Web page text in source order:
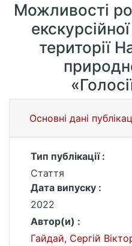
Можливості
території
Основні дані
Тип публікації :
Стаття
Дата випуску :
2022
Автор(и) :
Гайдай, Сергій